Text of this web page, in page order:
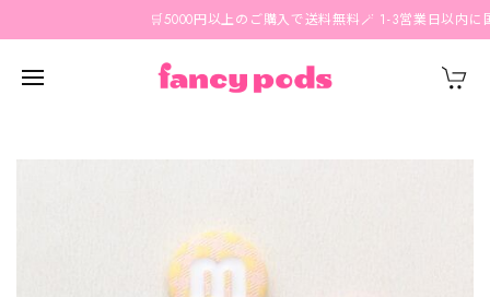
🛒5000円以上のご購入で送料無料🪄 1-3営業日以内に国